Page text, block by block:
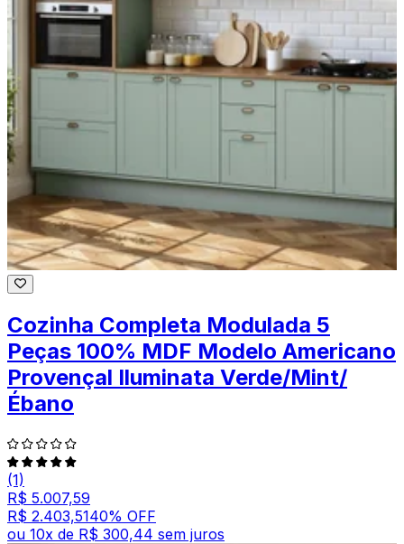
Cozinha Completa Modulada 5
Peças 100% MDF Modelo Americano
Provençal Iluminata Verde/Mint/
Ébano
(1)
R$ 5.007,59
R$ 2.403,5140% OFF
ou 10x de R$ 300,44 sem juros